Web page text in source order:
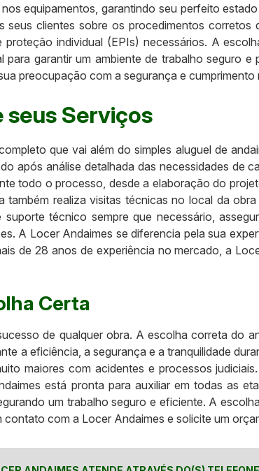
equipamentos, garantindo seu perfeito
clientes sobre os procedimentos corretos
individual (EPIs) necessários. A
garantir um ambiente de trabalho seguro
preocupação com a segurança e cumprimento
seus Serviços
que vai além do simples aluguel de
após análise detalhada das necessidades de
todo o processo, desde a elaboração do
também realiza visitas técnicas no local da
técnico sempre que necessário,
A Locer Andaimes se diferencia pela sua
de 28 anos de experiência no mercado, a
Certa
de qualquer obra. A escolha correta do
a eficiência, a segurança e a tranquilidade
maiores com acidentes e processos
está pronta para auxiliar em todas as
um trabalho seguro e eficiente. A
com a Locer Andaimes e solicite um